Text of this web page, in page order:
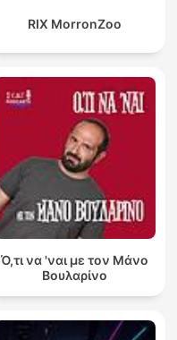
RIX MorronZoo
Ό,τι να 'ναι με τον Μάνο
Βουλαρίνο